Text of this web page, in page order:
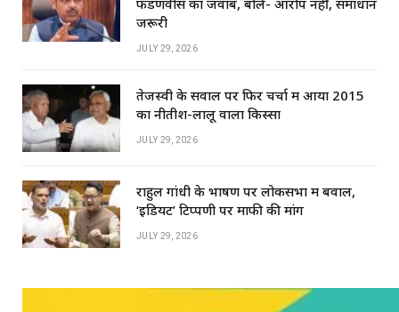
जरूरी
JULY 29, 2026
तेजस्वी के सवाल पर फिर चर्चा में आया 2015
का नीतीश-लालू वाला किस्सा
JULY 29, 2026
राहुल गांधी के भाषण पर लोकसभा में बवाल,
‘इडियट’ टिप्पणी पर माफी की मांग
JULY 29, 2026